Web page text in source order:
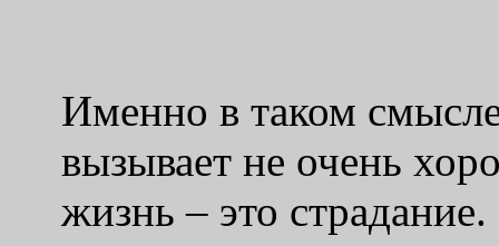
Именно в таком
вызывает не очень
жизнь – это